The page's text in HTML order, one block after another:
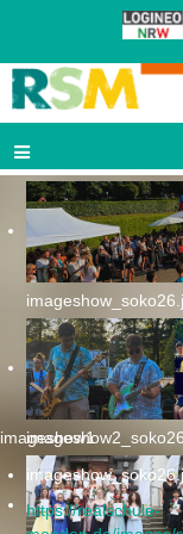
imageshow1
https://realschule-